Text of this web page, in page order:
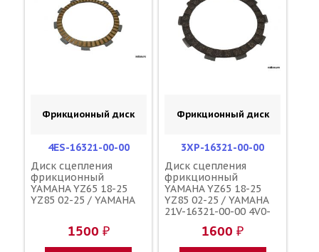
Фрикционный диск
4ES-16321-00-00
Диск сцепления
фрикционный
YAMAHA YZ65 18-25
YZ85 02-25 / YAMAHA
1500 ₽
Фрикционный диск
3XP-16321-00-00
Диск сцепления
фрикционный
YAMAHA YZ65 18-25
YZ85 02-25 / YAMAHA
21V-16321-00-00 4V0-
1600 ₽